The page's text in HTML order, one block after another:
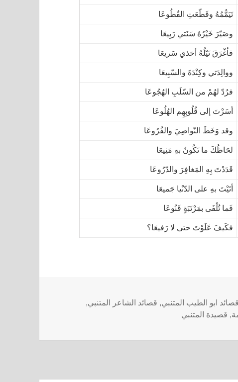
تَيَمُّمُهُ وقَطّعَتِ القُطُوعَا
وصَيّرَ خَيْرُهُ سَنَتي رَبِيعَا
فأغْرَقَ نَيْلُهُ أخذي سَريعَا
ووالِدَتي وكِنْدَةَ والسّبِيعَا
فرُدّ لهُمْ من السّلَبِ الهُجُوعَا
أسَرْتَ إلى قُلُوبِهِم الهُلُوعَا
وقد وَخَطَ النّواصِيَ والفُرُوعَا
لحَاظُكَ ما تَكُونُ بهِ مَنِيعَا
قَدَدْتَ بِهِ المَغافِرَ والدّرُوعَا
أتَيْتَ بهِ على الدّنْيا جَميعَا
فَما تُلْفَى بمَرْتَبَةٍ قَنُوعَا
فكَيفَ عَلَوْتَ حتى لا رَفيعَا؟
قصائد ابو الطيب المتنبي, قصائد الشاعر المتنبي,
, قصيدة المتنبي